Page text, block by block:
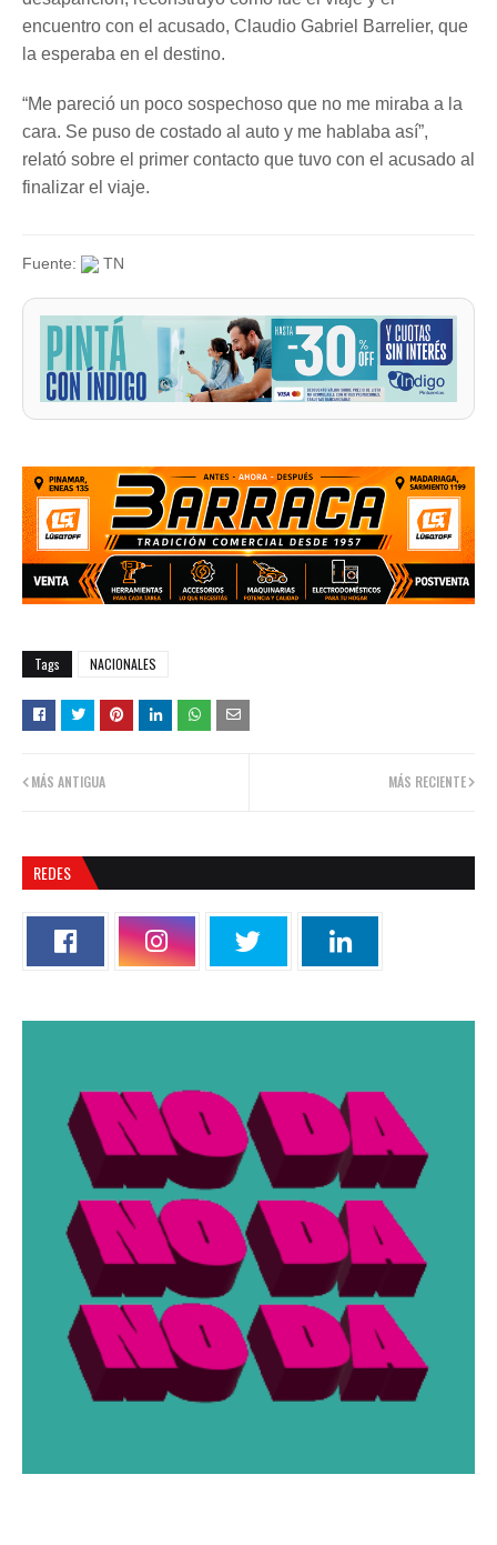
encuentro con el acusado, Claudio Gabriel Barrelier, que
la esperaba en el destino.
“Me pareció un poco sospechoso que no me miraba a la
cara. Se puso de costado al auto y me hablaba así”,
relató sobre el primer contacto que tuvo con el acusado al
finalizar el viaje.
Fuente: TN
Tags NACIONALES
MÁS RECIENTE
MÁS ANTIGUA
REDES